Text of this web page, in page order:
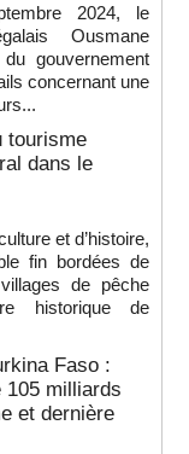
2024, le
Ousmane
gouvernement
concernant une
tourisme
dans le
et d’histoire,
fin bordées de
de pêche
historique de
Faso :
105 milliards
et dernière